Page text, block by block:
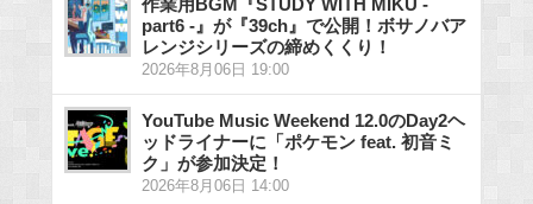
part6 -』が『39ch』で公開！ボサノバア
レンジシリーズの締めくくり！
2026年8月06日 19:00
YouTube Music Weekend 12.0のDay2ヘ
ッドライナーに「ポケモン feat. 初音ミ
ク」が参加決定！
2026年8月06日 14:00